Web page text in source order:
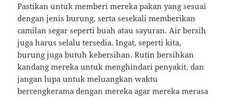
Pastikan untuk memberi mereka pakan yang sesuai
dengan jenis burung, serta sesekali memberikan
camilan segar seperti buah atau sayuran. Air bersih
juga harus selalu tersedia. Ingat, seperti kita,
burung juga butuh kebersihan. Rutin bersihkan
kandang mereka untuk menghindari penyakit, dan
jangan lupa untuk meluangkan waktu
bercengkerama dengan mereka agar mereka merasa